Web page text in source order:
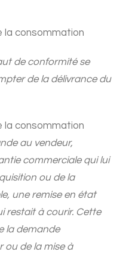
la consommation
de conformité se
de la délivrance du
la consommation
au vendeur,
commerciale qui lui
ou de la
une remise en état
restait à courir. Cette
la demande
ou de la mise à